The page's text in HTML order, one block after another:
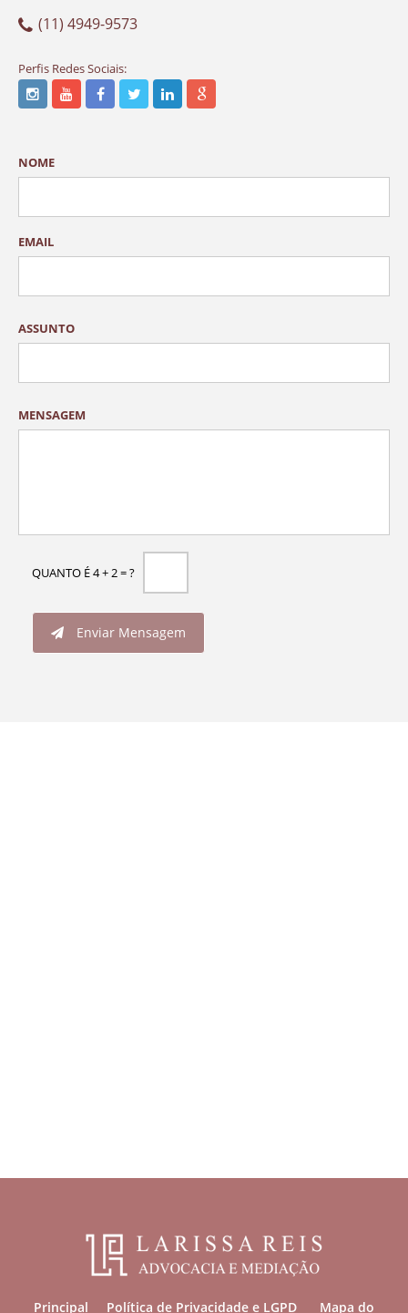
(11) 4949-9573
Perfis Redes Sociais:
NOME
EMAIL
ASSUNTO
MENSAGEM
QUANTO É 4 + 2 = ?
Enviar Mensagem
Principal Política de Privacidade e LGPD Mapa do